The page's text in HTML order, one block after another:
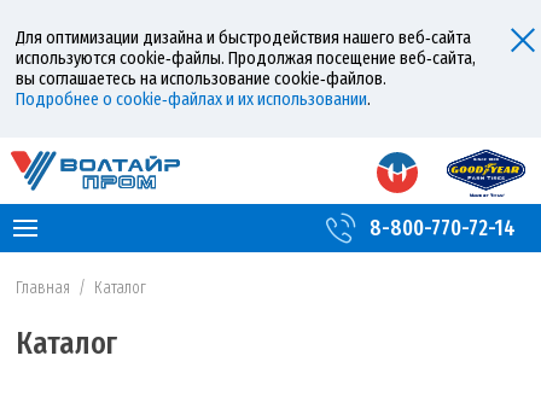
Для оптимизации дизайна и быстродействия нашего веб‑сайта
используются cookie‑файлы. Продолжая посещение веб‑сайта,
вы соглашаетесь на использование cookie‑файлов.
Подробнее о cookie‑файлах и их использовании.
8-800-770-72-14
Главная / Каталог
Каталог